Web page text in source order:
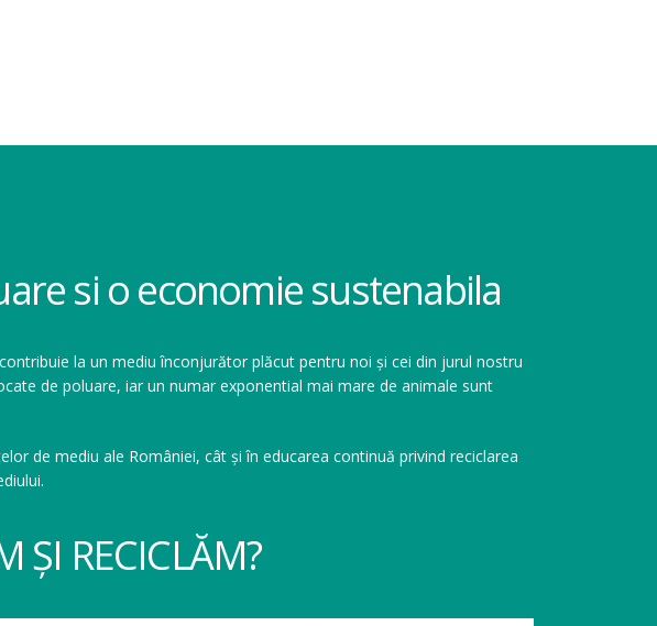
si o economie sustenabila
la un mediu înconjurător plăcut pentru noi și cei din jurul nostru
de poluare, iar un numar exponential mai mare de animale sunt
de mediu ale României, cât și în educarea continuă privind reciclarea
ȘI RECICLĂM?